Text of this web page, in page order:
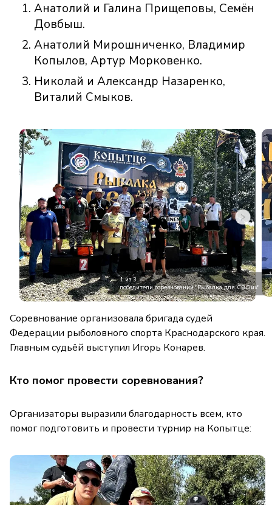
Анатолий и Галина Прищеповы, Семён
Довбыш.
Анатолий Мирошниченко, Владимир
Копылов, Артур Морковенко.
Николай и Александр Назаренко,
Виталий Смыков.
1 из 3
победители соревнований "Рыбалка для СВОих"
Соревнование организовала бригада судей
Федерации рыболовного спорта Краснодарского края.
Главным судьёй выступил Игорь Конарев.
Кто помог провести соревнования?
Организаторы выразили благодарность всем, кто
помог подготовить и провести турнир на Копытце: